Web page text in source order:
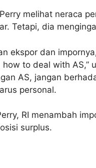
melihat neraca
Tetapi, dia
ekspor dan
to deal with AS,”
AS, jangan
personal.
RI menambah
surplus.